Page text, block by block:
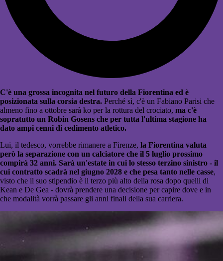
C'è una grossa incognita nel futuro della Fiorentina ed è
posizionata sulla corsia destra. Perché sì, c'è un Fabiano Parisi che
almeno fino a ottobre sarà ko per la rottura del crociato, ma c'è
sopratutto un Robin Gosens che per tutta l'ultima stagione ha
dato ampi cenni di cedimento atletico.
Lui, il tedesco, vorrebbe rimanere a Firenze, la Fiorentina valuta
però la separazione con un calciatore che il 5 luglio prossimo
compirà 32 anni. Sarà un'estate in cui lo stesso terzino sinistro - il
cui contratto scadrà nel giugno 2028 e che pesa tanto nelle casse,
visto che il suo stipendio è il terzo più alto della rosa dopo quelli di
Kean e De Gea - dovrà prendere una decisione per capire dove e in
che modalità vorrà passare gli anni finali della sua carriera.